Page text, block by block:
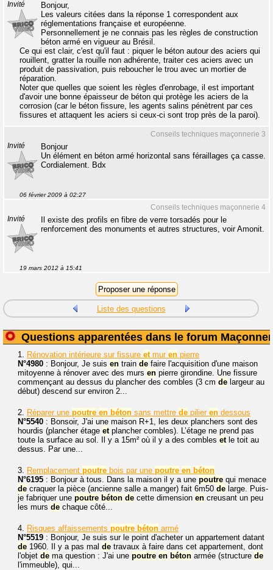
Invité
Bonjour,
Les valeurs citées dans la réponse 1 correspondent aux
réglementations française et européenne.
Personnellement je ne connais pas les règles de construction
béton armé en vigueur au Brésil.
Ce qui est clair, c'est qu'il faut : piquer le béton autour des aciers qui
rouillent, gratter la rouille non adhérente, traiter ces aciers avec un
produit de passivation, puis reboucher le trou avec un mortier de
réparation.
Noter que quelles que soient les règles d'enrobage, il est important
d'avoir une bonne épaisseur de béton qui protège les aciers de la
corrosion (car le béton fissure, les agents salins pénètrent par ces
fissures et attaquent les aciers si ceux-ci sont trop près de la paroi).
Conseils techniques maçonnerie 3
Invité
Bonjour
Un élément en béton armé horizontal sans féraillages ça casse.
Cordialement. Bdx
06 février 2009 à 02:27
Conseils techniques maçonnerie 4
Invité
Il existe des profils en fibre de verre torsadés pour le
renforcement des monuments et autres structures, voir Amonit.
19 mars 2012 à 15:41
Liste des questions
Questions apparentées dans le forum
1. Rénovation intérieure sur fissure etmur en pierre
N°4980 : Bonjour, Je suis en train de faire l'acquisition d'une maison
mitoyenne à rénover avec des murs en pierre girondine. Une fissure
commençant au dessus du plancher des combles (3 cm de largeur au
début) descend sur environ 2...
2. Réparer une poutre en béton sans mettre de pilier en dessous
N°5540 : Bonsoir, J'ai une maison R+1, les deux planchers sont des
hourdis (plancher étage etplancher combles). L’étage ne prend pas
toute la surface au sol. Il y a 15m² où il y a des combles etle toit au
dessus. Par une...
3. Remplacement poutre bois par une poutre en béton
N°6195 : Bonjour à tous. Dans la maison il y a une poutre qui menace
de craquer la pièce (ancienne salle a manger) fait 6m50 de large. Puis-
je fabriquer une poutre béton de cette dimension en creusant un peu
les murs de chaque côté...
4. Risques affaissements poutre béton armé
N°5519 : Bonjour, Je suis sur le point d'acheter un appartement datant
de 1960. Il y a pas mal de travaux à faire dans cet appartement, dont
l'objet de ma question : J'ai une poutre en béton armée (structure de
l'immeuble), qui...